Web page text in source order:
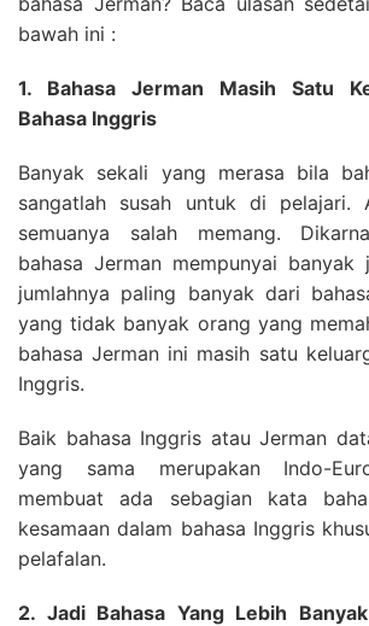
bawah ini :
1. Bahasa Jerman Masih Satu
Bahasa Inggris
Banyak sekali yang merasa bila
sangatlah susah untuk di pelajari.
semuanya salah memang.
bahasa Jerman mempunyai banyak
jumlahnya paling banyak dari
yang tidak banyak orang yang
bahasa Jerman ini masih satu
Inggris.
Baik bahasa Inggris atau Jerman
yang sama merupakan Indo-
membuat ada sebagian kata
kesamaan dalam bahasa Inggris
pelafalan.
2. Jadi Bahasa Yang Lebih